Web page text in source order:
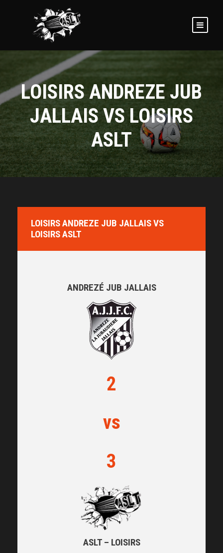
LOISIRS ANDREZE JUB
JALLAIS VS LOISIRS
ASLT
LOISIRS ANDREZE JUB JALLAIS VS
LOISIRS ASLT
ANDREZÉ JUB JALLAIS
2
vs
3
ASLT – LOISIRS